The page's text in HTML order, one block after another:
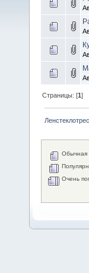
Страницы: [1]
Обычная
Очень